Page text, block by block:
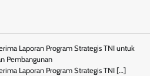
Laporan Program Strategis TNI untuk
Pembangunan
Laporan Program Strategis TNI […]